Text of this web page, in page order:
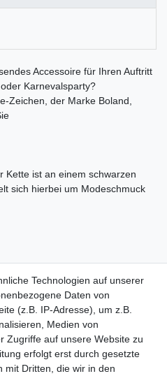
Accessoire für Ihren Auftritt
Karnevalsparty?
Zeichen, der Marke Boland,
Kette ist an einem schwarzen
sich hierbei um Modeschmuck
Technologien auf unserer
Daten von
(z.B. IP-Adresse), um z.B.
Medien von
Zugriffe auf unsere Website zu
erfolgt erst durch gesetzte
mit Dritten, die wir in den